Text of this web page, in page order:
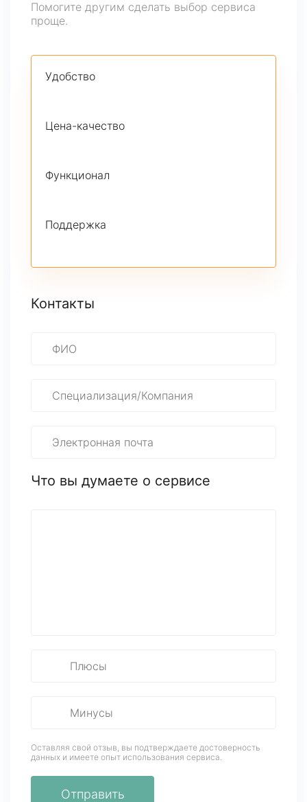
Помогите другим сделать выбор сервиса
проще.
Удобство
Цена-качество
Функционал
Поддержка
Контакты
Что вы думаете о сервисе
Оставляя свой отзыв, вы подтверждаете достоверность
данных и имеете опыт использования сервиса.
Отправить